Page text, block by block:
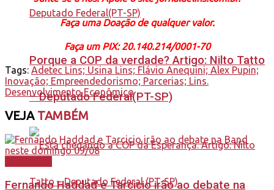
Porque a COP da verdade? Artigo: Nilto Tatto
– Deputado Federal(PT-SP)
Faça uma Doação de qualquer valor.
Faça um PIX: 20.140.214/0001-70
Tags: Adetec Lins; Usina Lins; Flávio Anequini; Alex Pupin;
Inovação; Empreendedorismo; Parcerias; Lins.
Desenvolvimento Econômico
VEJATAMBÉM
Fernando Haddad e Tarcicio irão ao debate na